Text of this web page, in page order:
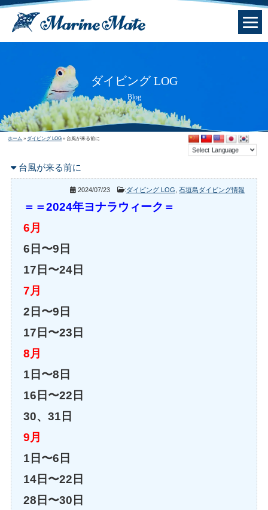
ダイビング LOG
Blog
ホーム » ダイビング LOG » 台風が来る前に
台風が来る前に
2024/07/23 :ダイビング LOG ,石垣島ダイビング情報
＝ ＝2024年ヨナラウィーク＝
6月
6日〜9日
17日〜24日
7月
2日〜9日
17日〜23日
8月
1日〜8日
16日〜22日
30、31日
9月
1日〜6日
14日〜22日
28日〜30日